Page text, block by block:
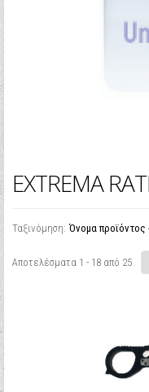
EXTREMA
Ταξινόμηση: Όνομα προϊόντος
Αποτελέσματα 1 - 18 από 25